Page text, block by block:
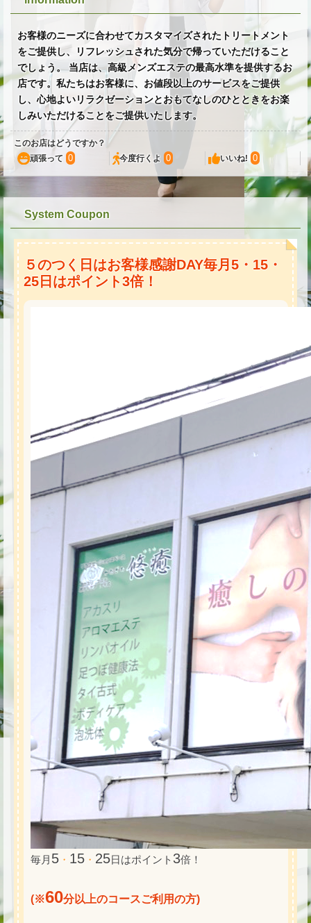
お客様のニーズに合わせてカスタマイズされたトリートメント
をご提供し、リフレッシュされた気分で帰っていただけること
でしょう。 当店は、高級メンズエステの最高水準を提供するお
店です。私たちはお客様に、お値段以上のサービスをご提供
し、心地よいリラクゼーションとおもてなしのひとときをお楽
しみいただけることをご提供いたします。
このお店はどうですか？
頑張って 0 今度行くよ 0 いいね! 0
System Coupon
５のつく日はお客様感謝DAY毎月5・15・
25日はポイント3倍！
毎月 5・ 15・ 25日はポイント 3倍！
(※60分以上のコースご利用の方)